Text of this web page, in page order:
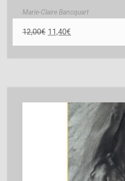
Marie-Claire Bancquart
12,00€ 11,40€